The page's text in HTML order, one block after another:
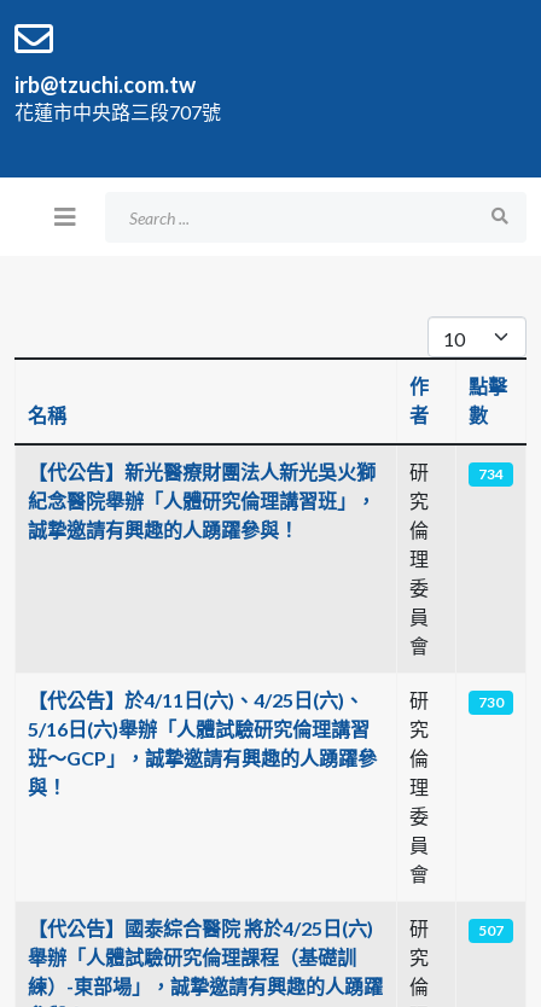
irb@tzuchi.com.tw
花蓮市中央路三段707號
每頁顯示條數
文章列表
名稱
作
者
點擊
數
【代公告】新光醫療財團法人新光吳火獅
紀念醫院舉辦「人體研究倫理講習班」，
誠摯邀請有興趣的人踴躍參與！
研
究
倫
理
委
員
會
734
【代公告】於4/11日(六)、4/25日(六)、
5/16日(六)舉辦「人體試驗研究倫理講習
班〜GCP」，誠摯邀請有興趣的人踴躍參
與！
研
究
倫
理
委
員
會
730
【代公告】國泰綜合醫院 將於4/25日(六)
舉辦「人體試驗研究倫理課程（基礎訓
練）-東部場」，誠摯邀請有興趣的人踴躍
研
究
倫
507